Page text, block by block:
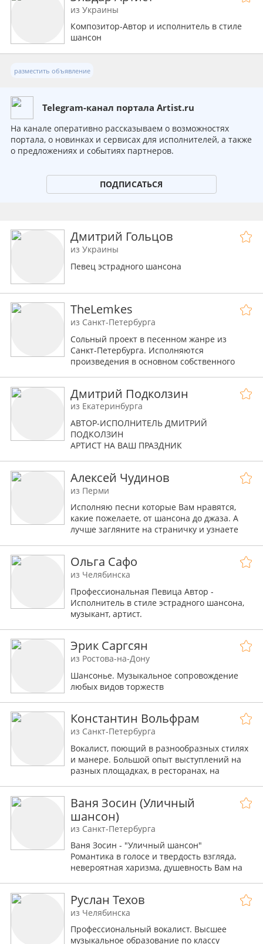
из Украины
Композитор-Автор и исполнитель в стиле
шансон
разместить объявление
Telegram-канал портала Artist.ru
На канале оперативно рассказываем о возможностях
портала, о новинках и сервисах для исполнителей, а также
о предложениях и событиях партнеров.
ПОДПИСАТЬСЯ
Дмитрий Гольцов
из Украины
Певец эстрадного шансона
TheLemkes
из Санкт-Петербурга
Сольный проект в песенном жанре из
Санкт-Петербурга. Исполняются
произведения в основном собственного
Дмитрий Подколзин
из Екатеринбурга
АВТОР-ИСПОЛНИТЕЛЬ ДМИТРИЙ
ПОДКОЛЗИН
АРТИСТ НА ВАШ ПРАЗДНИК
Уральский самородок…
Алексей Чудинов
из Перми
Исполняю песни которые Вам нравятся,
какие пожелаете, от шансона до джаза. А
лучше загляните на страничку и узнаете
Ольга Сафо
из Челябинска
Профессиональная Певица Автор -
Исполнитель в стиле эстрадного шансона,
музыкант, артист.
Эрик Саргсян
из Ростова-на-Дону
Шансонье. Музыкальное сопровождение
любых видов торжеств
Константин Вольфрам
из Санкт-Петербурга
Вокалист, поющий в разнообразных стилях
и манере. Большой опыт выступлений на
разных площадках, в ресторанах, на
Ваня Зосин (Уличный
шансон)
из Санкт-Петербурга
Ваня Зосин - "Уличный шансон"
Романтика в голосе и твердость взгляда,
невероятная харизма, душевность Вам на
подача!
Руслан Техов
из Челябинска
Профессиональный вокалист. Высшее
музыкальное образование по классу